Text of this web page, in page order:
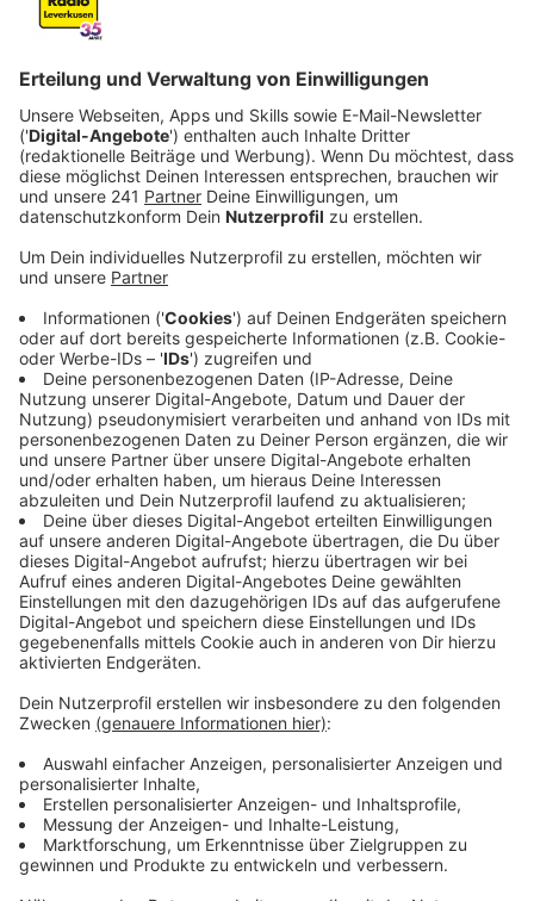
Ab dem Schuljahr 2026/27 wird in Nordrhein-
Westfalen an allen weiterführenden Schulen ein
verpflichtender Reanimationsunterricht eingeführt.
Schülerinnen und Schüler der Klassen 7 bis 9 sollen
lernen, im Notfall Leben zu retten - mit dem
einfachen, aber effektiven Schema: "
Drücken".
Die Landesregierung hat gemeinsam mit zahlreichen
medizinischen Partnern, Stiftungen und Organisationen
eine umfassende Kooperationsvereinbarung
unterzeichnet. Ziel ist es, das Thema Wiederbelebung
fest im Schulalltag zu verankern und langfristig die
Laienreanimationsquote zu erhöhen.
Anzeige
So läuft die Umsetzung an den Schulen
Start ab Schuljahr 2026/27: Eine 90-minütige
Unterrichtseinheit zur Laienreanimation für alle
Schülerinnen und Schüler der Sekundarstufe I.
Ausstattung: Rund 2.100 Schulen werden mit
Reanimationspuppen beliefert.